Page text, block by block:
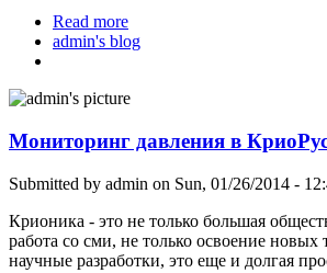
Read more
Воронеже и криобиологии
admin's blog
Мониторинг давления в
Submitted by admin on Sun, 01/26/2014 -
Крионика - это не только большая
работа со сми, не только освоение новых
научные разработки, это еще и долгая